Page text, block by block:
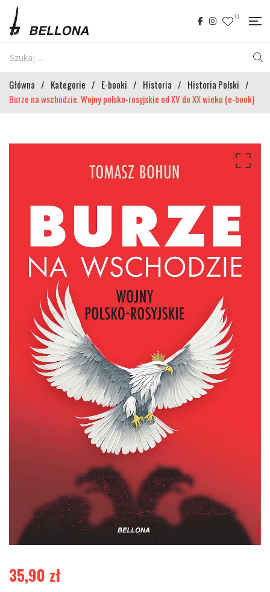
0
Główna / Kategorie / E-booki / Historia / Historia Polski /
Burze na wschodzie. Wojny polsko-rosyjskie od XV do XX wieku (e-book)
35,90 zł